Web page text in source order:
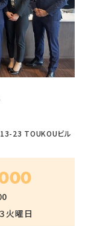
23 TOUKOUビル
火曜日